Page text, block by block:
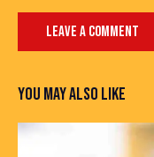
YOU MAY ALSO LIKE